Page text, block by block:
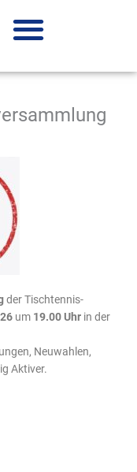
der Tischtennis-
um 19.00 Uhr in der
Neuwahlen,
Aktiver.